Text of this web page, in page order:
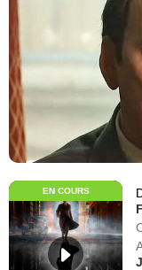
EN COURS